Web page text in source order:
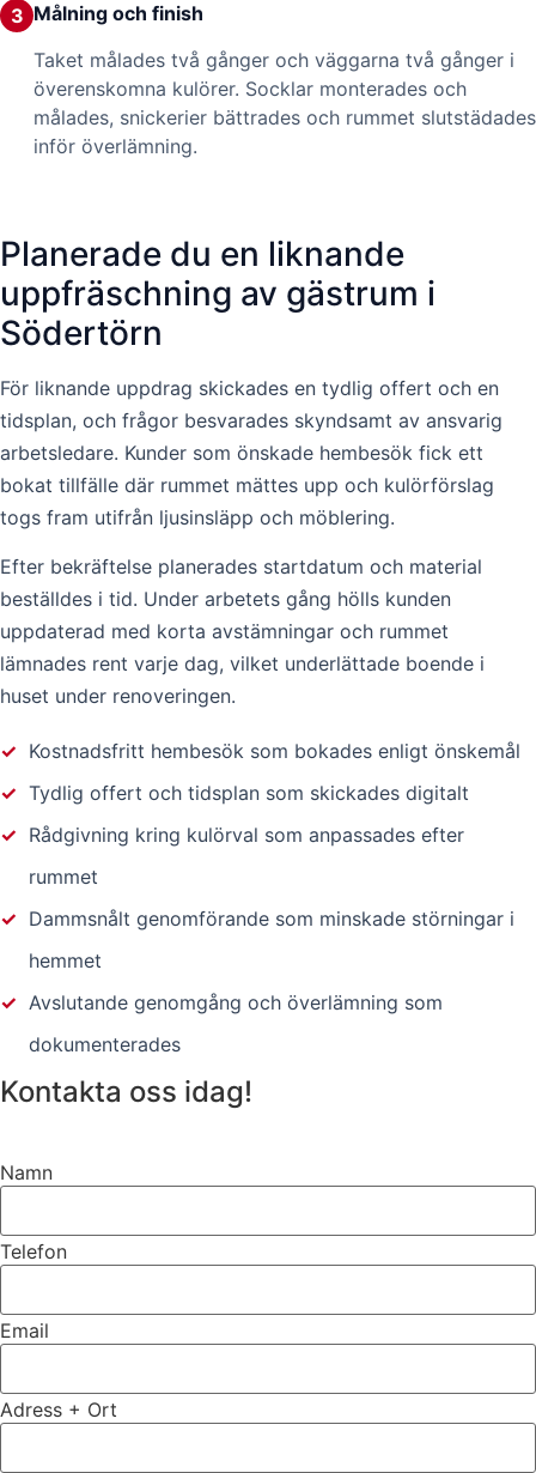
3 Målning och finish
Taket målades två gånger och väggarna två gånger i
överenskomna kulörer. Socklar monterades och
målades, snickerier bättrades och rummet slutstädades
inför överlämning.
Planerade du en liknande
uppfräschning av gästrum i
Södertörn
För liknande uppdrag skickades en tydlig offert och en
tidsplan, och frågor besvarades skyndsamt av ansvarig
arbetsledare. Kunder som önskade hembesök fick ett
bokat tillfälle där rummet mättes upp och kulörförslag
togs fram utifrån ljusinsläpp och möblering.
Efter bekräftelse planerades startdatum och material
beställdes i tid. Under arbetets gång hölls kunden
uppdaterad med korta avstämningar och rummet
lämnades rent varje dag, vilket underlättade boende i
huset under renoveringen.
✓ Kostnadsfritt hembesök som bokades enligt önskemål
✓ Tydlig offert och tidsplan som skickades digitalt
✓ Rådgivning kring kulörval som anpassades efter
rummet
✓ Dammsnålt genomförande som minskade störningar i
hemmet
✓ Avslutande genomgång och överlämning som
dokumenterades
Kontakta oss idag!
Namn
Telefon
Email
Adress + Ort